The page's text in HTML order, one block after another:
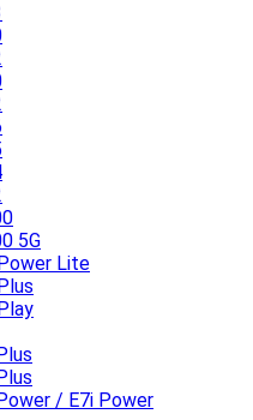
5G
Lite
/ E7i Power